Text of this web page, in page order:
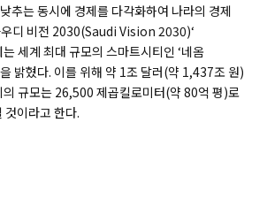
추는 동시에 경제를 다각화하여 나라의 경제
디 비전 2030(Saudi Vision 2030)‘
세계 최대 규모의 스마트시티인 ‘네옴
밝혔다. 이를 위해 약 1조 달러(약 1,437조 원)
의 규모는 26,500 제곱킬로미터(약 80억 평)로
이라고 한다.